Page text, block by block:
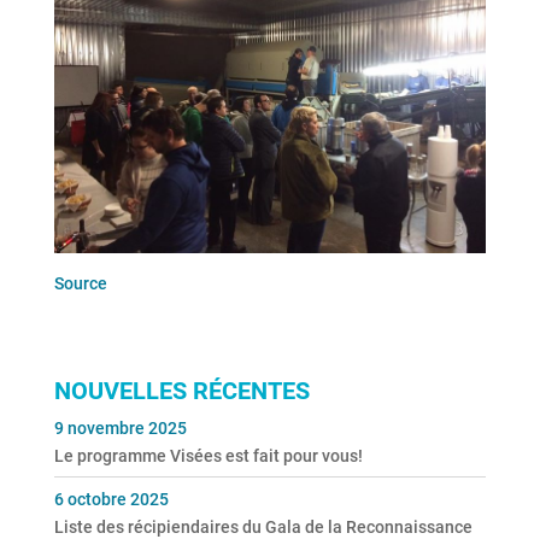
Source
NOUVELLES RÉCENTES
Le programme Visées est fait pour vous!
9 novembre 2025
Liste des récipiendaires du Gala de la Reconnaissance
6 octobre 2025